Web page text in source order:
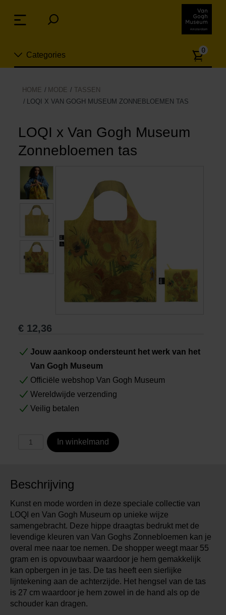
links
over
naar
Categories
Nieuw
Wonen
Koken & tafelen
Boeken
Aantal
0
HOME MODE
TASSEN
LOQI X VAN GOGH MUSEUM ZONNEBLOEMEN TAS
LOQI x Van Gogh Museum
Zonnebloemen tas
€ 12,36
Jouw aankoop ondersteunt het werk van het
Van Gogh Museum
Officiële webshop Van Gogh Museum
Wereldwijde verzending
Veilig betalen
In winkelmand
Beschrijving
Kunst en mode worden in deze speciale collectie van
LOQI en Van Gogh Museum op unieke wijze
samengebracht. Deze hippe draagtas bedrukt met de
levendige kleuren van Van Goghs Zonnebloemen kan je
overal mee naar toe nemen. De shopper weegt maar 55
gram en is opvouwbaar waardoor je hem gemakkelijk
kan opbergen in je tas. De tas heeft een sierlijke
lijntekening aan de achterzijde. Het hengsel van de tas
is 27 cm waardoor je hem zowel in de hand als op de
schouder kan dragen.
Menu